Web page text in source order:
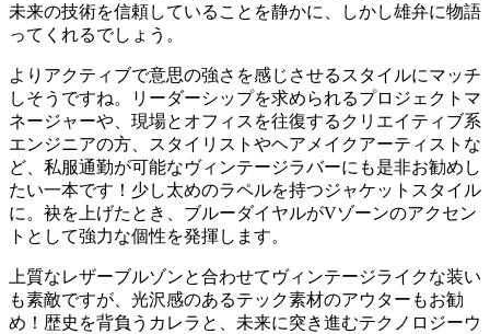
未来の技術を信頼していることを静かに、しかし雄弁に物語
ってくれるでしょう。
よりアクティブで意思の強さを感じさせるスタイルにマッチ
しそうですね。リーダーシップを求められるプロジェクトマ
ネージャーや、現場とオフィスを往復するクリエイティブ系
エンジニアの方、スタイリストやヘアメイクアーティストな
ど、私服通勤が可能なヴィンテージラバーにも是非お勧めし
たい一本です！少し太めのラペルを持つジャケットスタイル
に。袂を上げたとき、ブルーダイヤルがVゾーンのアクセン
トとして強力な個性を発揮します。
上質なレザーブルゾンと合わせてヴィンテージライクな装い
も素敵ですが、光沢感のあるテック素材のアウターもお勧
め！歴史を背負うカレラと、未来に突き進むテクノロジーウ